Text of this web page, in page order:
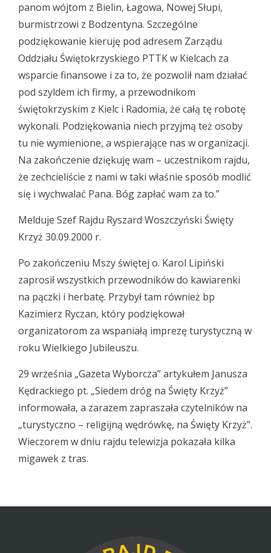
panom wójtom z Bielin, Łagowa, Nowej Słupi,
burmistrzowi z Bodzentyna. Szczególne
podziękowanie kieruję pod adresem Zarządu
Oddziału Świętokrzyskiego PTTK w Kielcach za
wsparcie finansowe i za to, że pozwolił nam działać
pod szyldem ich firmy, a przewodnikom
świętokrzyskim z Kielc i Radomia, że całą tę robotę
wykonali. Podziękowania niech przyjmą też osoby
tu nie wymienione, a wspierające nas w organizacji.
Na zakończenie dziękuję wam – uczestnikom rajdu,
że zechcieliście z nami w taki właśnie sposób modlić
się i wychwalać Pana. Bóg zapłać wam za to.”
Melduje Szef Rajdu Ryszard Woszczyński Święty
Krzyż 30.09.2000 r.
Po zakończeniu Mszy świętej o. Karol Lipiński
zaprosił wszystkich przewodników do kawiarenki
na pączki i herbatę. Przybył tam również bp
Kazimierz Ryczan, który podziękował
organizatorom za wspaniałą imprezę turystyczną w
roku Wielkiego Jubileuszu.
29 września „Gazeta Wyborcza” artykułem Janusza
Kędrackiego pt. „Siedem dróg na Święty Krzyż”
informowała, a zarazem zapraszała czytelników na
„turystyczno – religijną wędrówkę, na Święty Krzyż”.
Wieczorem w dniu rajdu telewizja pokazała kilka
migawek z tras.